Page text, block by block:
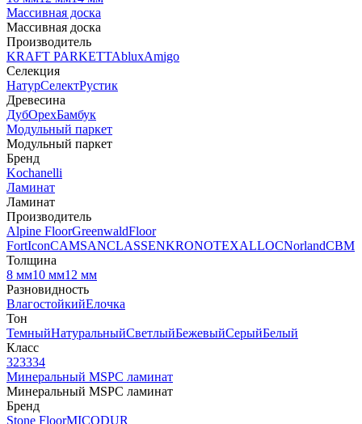
Массивная доска
Массивная доска
Производитель
KRAFT PARKETTAbluxAmigo
Селекция
НатурСелектРустик
Древесина
ДубОрехБамбук
Модульный паркет
Модульный паркет
Бренд
Kochanelli
Ламинат
Ламинат
Производитель
Alpine FloorGreenwaldFloor
FortIconCAMSANCLASSENKRONOTEXALLOCNorlandCBM
Толщина
8 мм10 мм12 мм
Разновидность
ВлагостойкийЕлочка
Тон
ТемныйНатуральныйСветлыйБежевыйСерыйБелый
Класс
323334
Минеральный MSPC ламинат
Минеральный MSPC ламинат
Бренд
Stone FloorMICODUR